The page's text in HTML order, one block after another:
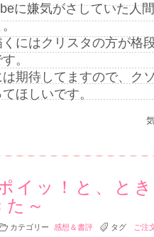
に嫌気がさしていた人
にはクリスタの方が格
。
期待してますので、ク
ほしいです。
イッ！と、と
た～
カテゴリー 感想＆書評 タグ ご注